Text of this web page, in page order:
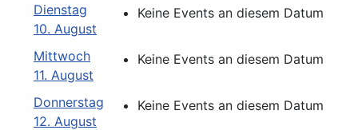
Dienstag
10. August
Keine Events an diesem Datum
Mittwoch
11. August
Keine Events an diesem Datum
Donnerstag
12. August
Keine Events an diesem Datum